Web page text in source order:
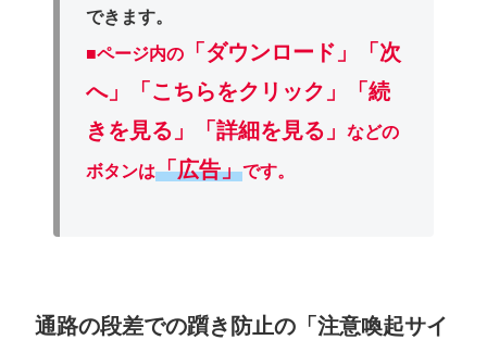
できます。
■ページ内の
「ダウンロード」
「次
へ」「こちらをクリック」「続
きを見る」「詳細を見る」などの
ボタンは「広告」です。
通路の段差での躓き防止の「注意喚起サイ